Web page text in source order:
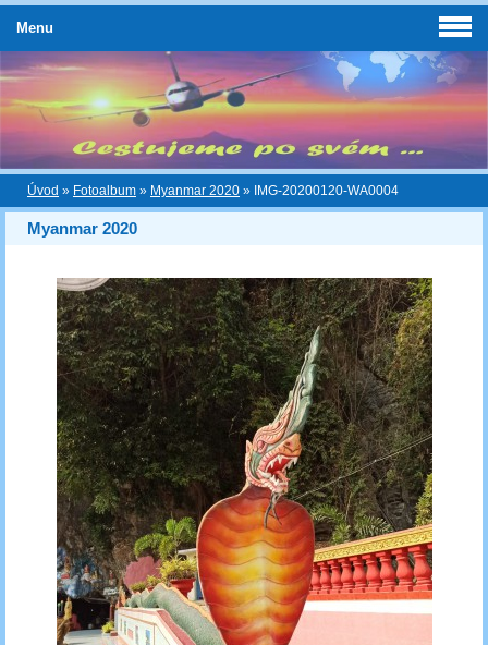
Úvod » Fotoalbum » Myanmar 2020 » IMG-20200120-WA0004
Myanmar 2020
Menu